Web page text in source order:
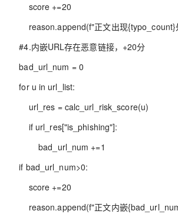
score +=20
reason.append(f"正文出现{typo_count}
#4.内嵌URL存在恶意链接，+20分
bad_url_num = 0
for u in url_list:
url_res = calc_url_risk_score(u)
if url_res["is_phishing"]:
bad_url_num +=1
if bad_url_num>0:
score +=20
reason.append(f"正文内嵌